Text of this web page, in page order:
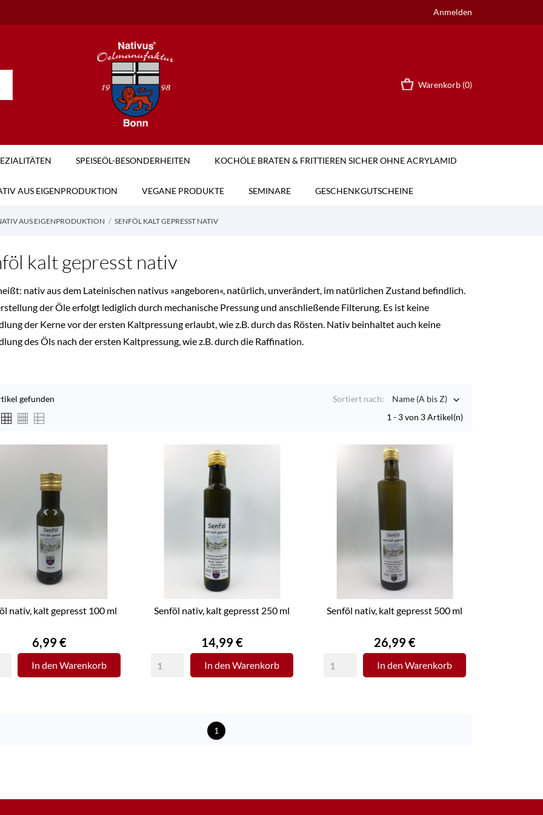
Anmelden
Warenkorb (0)
SPEISEÖL-BESONDERHEITEN KOCHÖLE BRATEN & FRITTIEREN SICHER OHNE ACRYLAMID
AUS EIGENPRODUKTION VEGANE PRODUKTE SEMINARE GESCHENKGUTSCHEINE
AUS EIGENPRODUKTION SENFÖL KALT GEPRESST NATIV
kalt gepresst nativ
nativ aus dem Lateinischen nativus »angeboren«, natürlich, unverändert, im natürlichen Zustand befindlich.
der Öle erfolgt lediglich durch mechanische Pressung und anschließende Filterung. Es ist keine
der Kerne vor der ersten Kaltpressung erlaubt, wie z.B. durch das Rösten. Nativ beinhaltet auch keine
des Öls nach der ersten Kaltpressung, wie z.B. durch die Raffination.
gefunden Sortiert nach: Name (A bis Z) 
1 - 3 von 3 Artikel(n)
nativ, kalt gepresst 100 ml
Preis
6,99 €
In den Warenkorb
Senföl nativ, kalt gepresst 250 ml
Preis
14,99 €
In den Warenkorb
Senföl nativ, kalt gepresst 500 ml
Preis
26,99 €
In den Warenkorb
1